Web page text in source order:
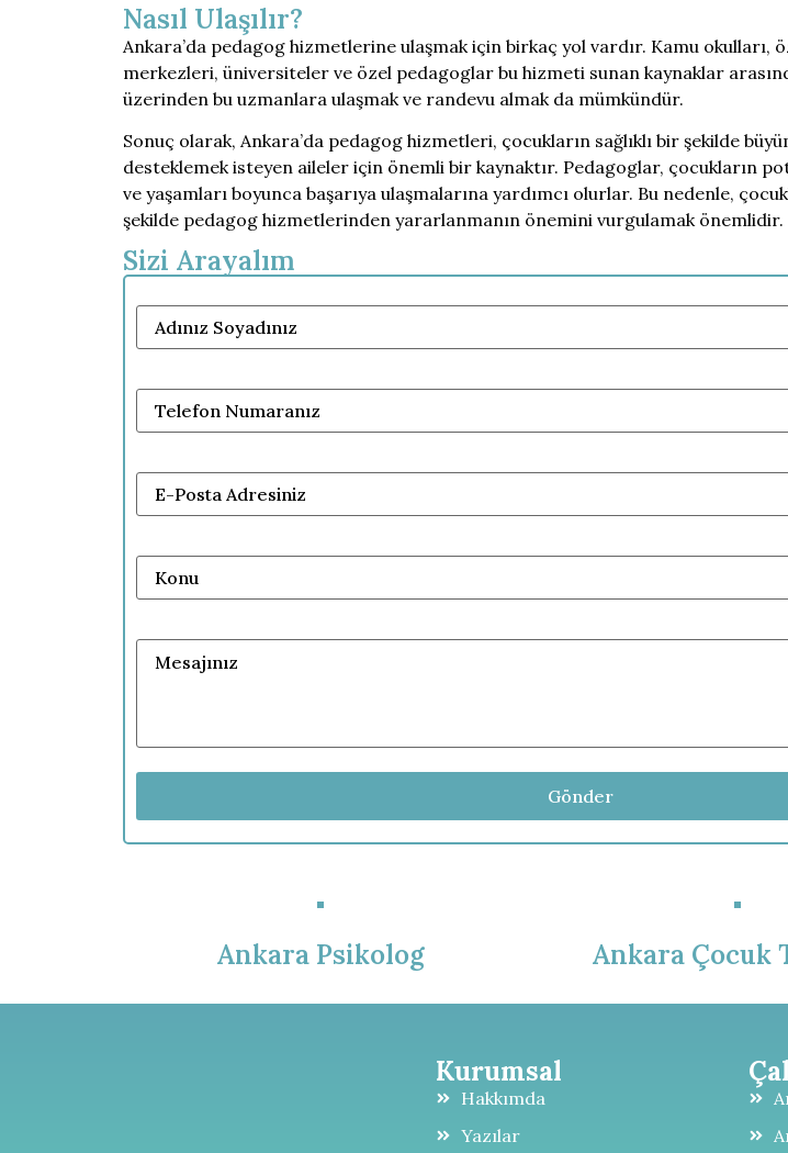
Nasıl Ulaşılır?
Ankara’da pedagog hizmetlerine ulaşmak için birkaç yol vardır. Kamu okulları,
merkezleri, üniversiteler ve özel pedagoglar bu hizmeti sunan kaynaklar
üzerinden bu uzmanlara ulaşmak ve randevu almak da mümkündür.
Sonuç olarak, Ankara’da pedagog hizmetleri, çocukların sağlıklı bir şekilde
desteklemek isteyen aileler için önemli bir kaynaktır. Pedagoglar, çocukların
ve yaşamları boyunca başarıya ulaşmalarına yardımcı olurlar. Bu nedenle,
şekilde pedagog hizmetlerinden yararlanmanın önemini vurgulamak önemlidir.
Sizi Arayalım
Ankara Psikolog Ankara Çocuk
Kurumsal
Hakkımda
Yazılar